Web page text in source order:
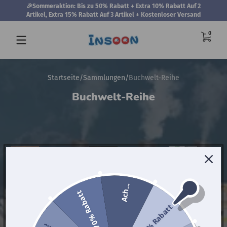
Zum Inhalt springen
🎉Sommeraktion: Bis zu 50% Rabatt + Extra 10% Rabatt Auf 2
Artikel, Extra 15% Rabatt Auf 3 Artikel + Kostenloser Versand
00
Startseite Sammlungen Buchwelt-Reihe
Buchwelt-Reihe
Hausbau-Reihe Buchwelt-Reihe
70% Rabatt Ach...